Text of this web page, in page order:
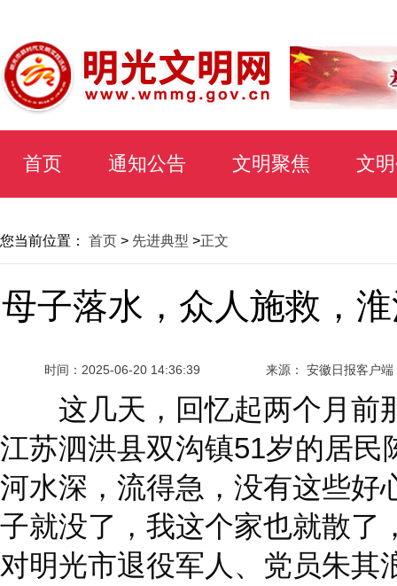
首页 通知公告 文明聚焦 文
您当前位置： 首页 > 先进典型 >正文
母子落水，众人施救，
时间： 2025-06-20 14:36:39 来源： 安徽日报客户端
这几天，回忆起两个月前
江苏泗洪县双沟镇51岁的居民
河水深，流得急，没有这些好
子就没了，我这个家也就散了
对明光市退役军人、党员朱其